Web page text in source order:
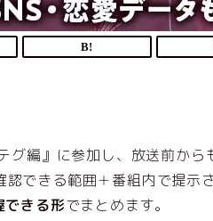
グ編』に参加し、放送前から
できる範囲＋番組内で提示
できる形でまとめます。